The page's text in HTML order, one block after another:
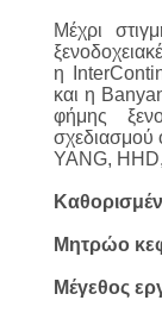
ΈΛΕΓΧΟΣ
ΖΗΤΉΣΤΕ
ΜΙΑ
SITEMAP
Μέχρι
η
και η
φήμης
YANG,
Μητρώο
Μέγεθος